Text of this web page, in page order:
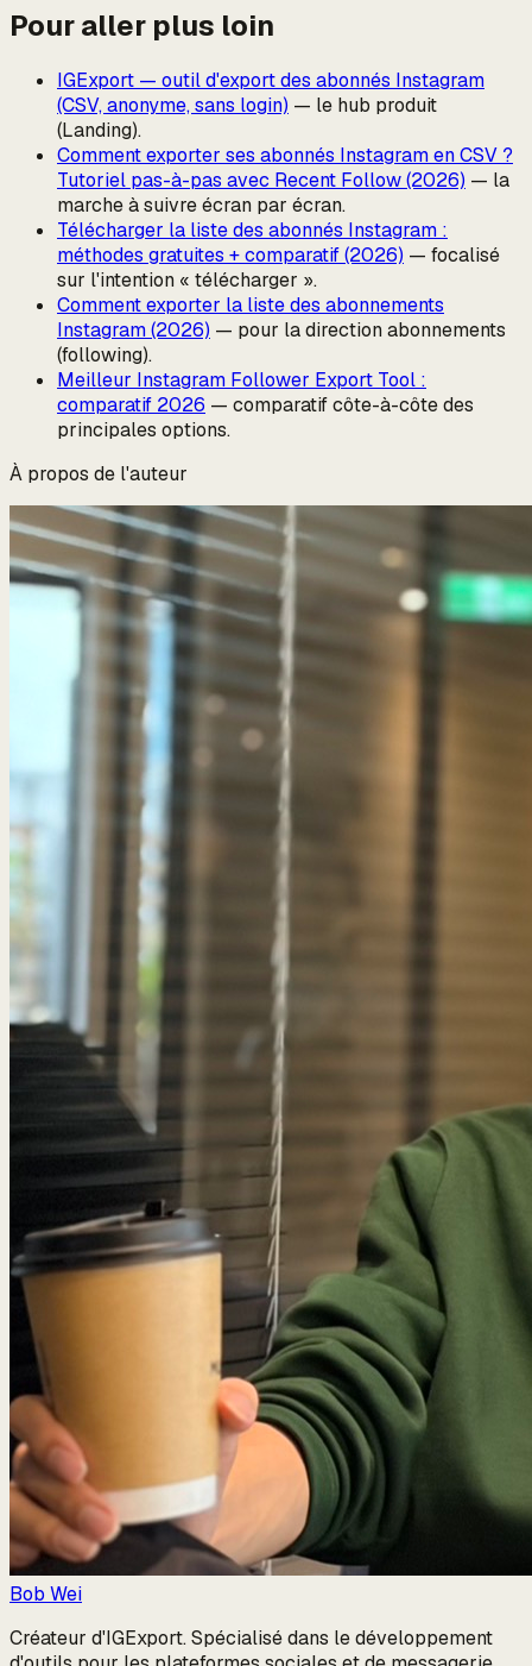
Pour aller plus loin
IGExport — outil d'export des abonnés Instagram
(CSV, anonyme, sans login) — le hub produit
(Landing).
Comment exporter ses abonnés Instagram en CSV ?
Tutoriel pas-à-pas avec Recent Follow (2026) — la
marche à suivre écran par écran.
Télécharger la liste des abonnés Instagram :
méthodes gratuites + comparatif (2026) — focalisé
sur l'intention « télécharger ».
Comment exporter la liste des abonnements
Instagram (2026) — pour la directionabonnements
(following).
Meilleur Instagram Follower Export Tool :
comparatif 2026 — comparatif côte-à-côte des
principales options.
À propos de l'auteur
Bob Wei
Créateur d'IGExport. Spécialisé dans le développement